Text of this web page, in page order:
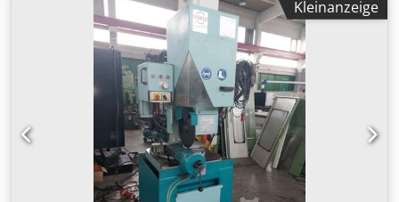
Bett : 630 mm Max Umlauf-Durchmesser Über Plansupport
: 380 mm Spindeldrehzahlen: 2 -1800 U/min Spindelmotor
: 21/15 Kw Spindelbohrung: 71 mm 3-Backenspannfutter
FORKARDT 400mm Werkzeughalte Multifix Größe C mit 3
Werkzeugtaschen . Platzbedarf : Länge 4000 mm
Breite2200 mm Höhe 1900 mm Gewicht.ca: 5000 Kg
Komplette Maschine Dokus Vorhanden. Maschine
unterstrom Vorführbar.
Kleinanzeige